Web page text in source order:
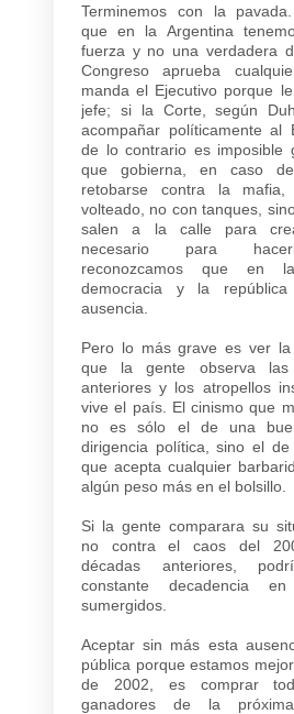
Terminemos con la
que en la Argentina
fuerza y no una verdadera
Congreso aprueba
manda el Ejecutivo porque
jefe; si la Corte, según
acompañar políticamente al
de lo contrario es imposible
que gobierna, en caso
retobarse contra la mafia,
volteado, no con tanques,
salen a la calle para
necesario para
reconozcamos que en
democracia y la
ausencia.
Pero lo más grave es ver la
que la gente observa las
anteriores y los atropellos
vive el país. El cinismo que
no es sólo el de una
dirigencia política, sino el
que acepta cualquier
algún peso más en el bolsillo.
Si la gente comparara su
no contra el caos del
décadas anteriores,
constante decadencia
sumergidos.
Aceptar sin más esta
pública porque estamos
de 2002, es comprar
ganadores de la